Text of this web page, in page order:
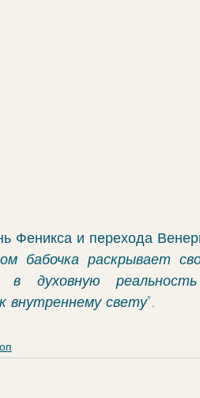
Феникса и перехода
бабочка раскрывает
в духовную
внутреннему свету".